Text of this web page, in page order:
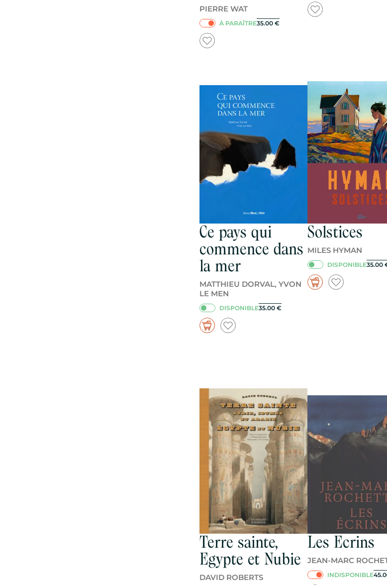
PIERRE WAT
À PARAÎTRE35.00 €
Ce pays qui
commence dans
la mer
MATTHIEU DORVAL, YVON
LE MEN
DISPONIBLE35.00 €
Solstices
MILES HYMAN
DISPONIBLE35.00
Terre sainte,
Egypte et Nubie
DAVID ROBERTS
Les Ecrins
JEAN-MARC
INDISPONIBLE